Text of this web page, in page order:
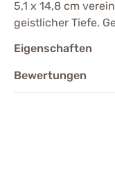
5,1 x 14,8 cm
geistlicher Tiefe.
Eigenschaften
Bewertungen